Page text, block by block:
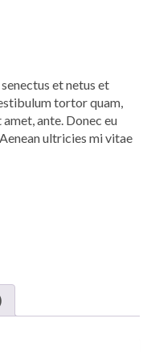
et netus et
tortor quam,
ante. Donec eu
ultricies mi vitae